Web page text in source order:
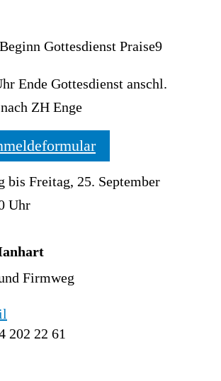
Gottesdienst Praise9
Ende Gottesdienst anschl.
ZH Enge
bis Freitag, 25. September
Uhr
Firmweg
202 22 61